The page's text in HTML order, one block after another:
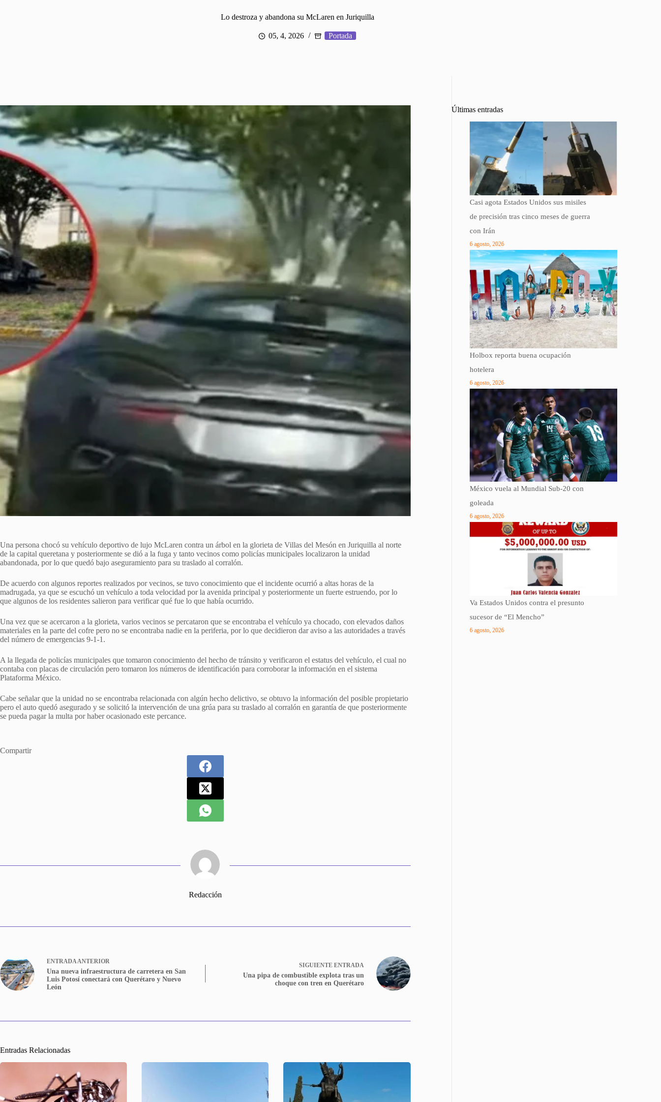
Lo destroza y abandona su McLaren en Juriquilla
05, 4, 2026 Portada
Una persona chocó su vehículo deportivo de lujo McLaren contra un árbol en la glorieta de Villas del Mesón en Juriquilla al norte
de la capital queretana y posteriormente se dió a la fuga y tanto vecinos como policías municipales localizaron la unidad
abandonada, por lo que quedó bajo aseguramiento para su traslado al corralón.
De acuerdo con algunos reportes realizados por vecinos, se tuvo conocimiento que el incidente ocurrió a altas horas de la
madrugada, ya que se escuchó un vehículo a toda velocidad por la avenida principal y posteriormente un fuerte estruendo, por lo
que algunos de los residentes salieron para verificar qué fue lo que había ocurrido.
Una vez que se acercaron a la glorieta, varios vecinos se percataron que se encontraba el vehículo ya chocado, con elevados daños
materiales en la parte del cofre pero no se encontraba nadie en la periferia, por lo que decidieron dar aviso a las autoridades a través
del número de emergencias 9-1-1.
A la llegada de policías municipales que tomaron conocimiento del hecho de tránsito y verificaron el estatus del vehículo, el cual no
contaba con placas de circulación pero tomaron los números de identificación para corroborar la información en el sistema
Plataforma México.
Cabe señalar que la unidad no se encontraba relacionada con algún hecho delictivo, se obtuvo la información del posible propietario
pero el auto quedó asegurado y se solicitó la intervención de una grúa para su traslado al corralón en garantía de que posteriormente
se pueda pagar la multa por haber ocasionado este percance.
Compartir
Redacción
ENTRADA ANTERIOR
Una nueva infraestructura de carretera en San
Luis Potosí conectará con Querétaro y Nuevo
León
SIGUIENTE ENTRADA
Una pipa de combustible explota tras un
choque con tren en Querétaro
Entradas Relacionadas
Últimas entradas
Casi agota Estados Unidos sus misiles
de precisión tras cinco meses de guerra
con Irán
6 agosto, 2026
Holbox reporta buena ocupación
hotelera
6 agosto, 2026
México vuela al Mundial Sub-20 con
goleada
6 agosto, 2026
Va Estados Unidos contra el presunto
sucesor de “El Mencho”
6 agosto, 2026